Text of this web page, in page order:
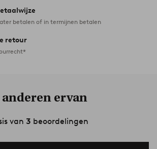
betalen of in termijnen betalen
retour
ervan
van 3 beoordelingen